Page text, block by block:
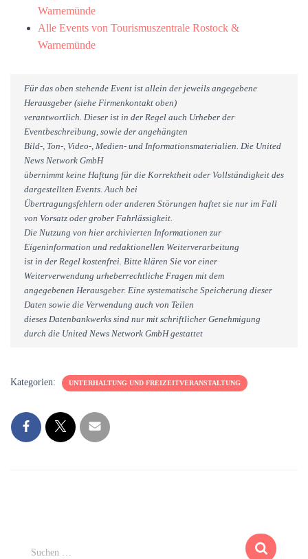
Warnemünde
Alle Events von Tourismuszentrale Rostock &
Warnemünde
Für das oben stehende Event ist allein der jeweils angegebene
Herausgeber (siehe Firmenkontakt oben)
verantwortlich. Dieser ist in der Regel auch Urheber der
Eventbeschreibung, sowie der angehängten
Bild-, Ton-, Video-, Medien- und Informationsmaterialien. Die United
News Network GmbH
übernimmt keine Haftung für die Korrektheit oder Vollständigkeit des
dargestellten Events. Auch bei
Übertragungsfehlern oder anderen Störungen haftet sie nur im Fall
von Vorsatz oder grober Fahrlässigkeit.
Die Nutzung von hier archivierten Informationen zur
Eigeninformation und redaktionellen Weiterverarbeitung
ist in der Regel kostenfrei. Bitte klären Sie vor einer
Weiterverwendung urheberrechtliche Fragen mit dem
angegebenen Herausgeber. Eine systematische Speicherung dieser
Daten sowie die Verwendung auch von Teilen
dieses Datenbankwerks sind nur mit schriftlicher Genehmigung
durch die United News Network GmbH gestattet
Kategorien: UNTERHALTUNG UND FREIZEITVERANSTALTUNG
S
Suchen …